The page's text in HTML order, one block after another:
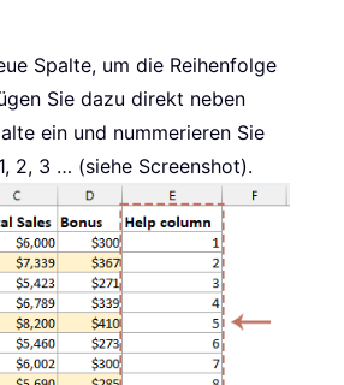
Spalte, um die Reihenfolge
Sie dazu direkt neben
ein und nummerieren Sie
2, 3 … (siehe Screenshot).